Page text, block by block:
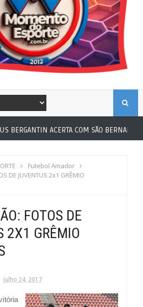
BERGANTIN ACERTA COM SÃO BERNARDO
Futebol Amador
DE JUVENTUS 2x1 GRÊMIO
FOTOS DE
2X1 GRÊMIO
julho 24, 2017